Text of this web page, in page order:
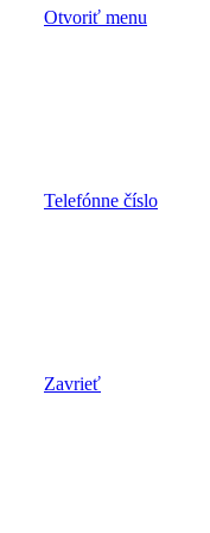
Otvoriť menu
Telefónne číslo
Zavrieť